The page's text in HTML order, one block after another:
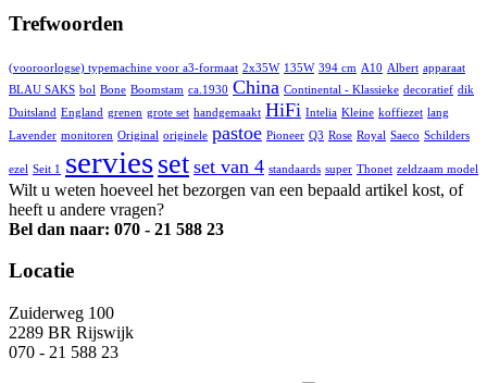
Trefwoorden
(vooroorlogse) typemachine voor a3-formaat 2x35W 135W 394 cm A10 Albert apparaat
BLAU SAKS bol Bone Boomstam ca.1930 China Continental - Klassieke decoratief dik
Duitsland England grenen grote set handgemaakt HiFi Intelia Kleine koffiezet lang
Lavender monitoren Original originele pastoe Pioneer Q3 Rose Royal Saeco Schilders
ezel Seit 1 serviesset set van 4 standaards super Thonet zeldzaam model
Wilt u weten hoeveel het bezorgen van een bepaald artikel kost, of
heeft u andere vragen?
Bel dan naar: 070 - 21 588 23
Locatie
Zuiderweg 100
2289 BR Rijswijk
070 - 21 588 23